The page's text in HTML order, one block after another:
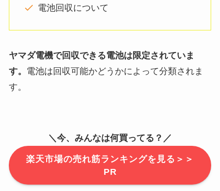
電池回収について
ヤマダ電機で回収できる電池は限定されていま
す。 電池は回収可能かどうかによって分類されま
す。
＼今、みんなは何買ってる？／
楽天市場の売れ筋ランキングを見る＞＞
PR